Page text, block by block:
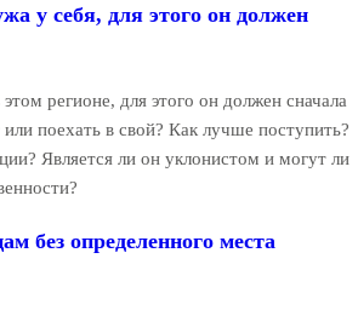
у себя, для этого он должен
регионе, для этого он должен сначала
поехать в свой? Как лучше поступить?
Является ли он уклонистом и могут ли
без определенного места